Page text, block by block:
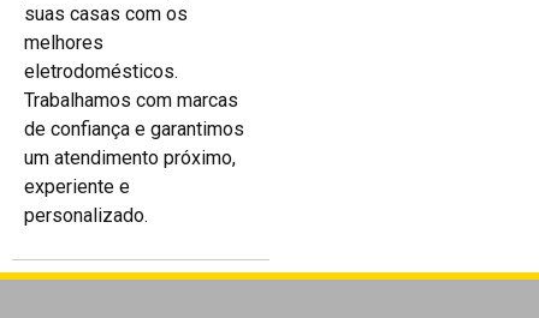
suas casas com os
melhores
eletrodomésticos.
Trabalhamos com marcas
de confiança e garantimos
um atendimento próximo,
experiente e
personalizado.